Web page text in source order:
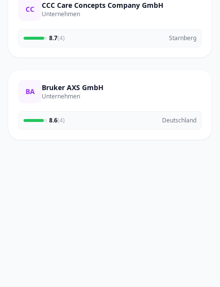
CC CCC Care Concepts Company GmbH
Unternehmen
8.7(4) Starnberg
BA Bruker AXS GmbH
Unternehmen
8.6(4) Deutschland